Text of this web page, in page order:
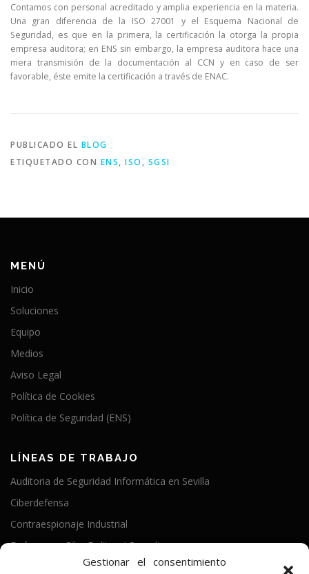
Gestionar el consentimiento
Contamos con personal acreditado y amplia experiencia en la materia.
Una gran diferencia de la ISO 27001 y el Esquema Nacional de
Seguridad, es que en la primera, la certificación la otorga la propia
empresa auditora; en ENS sin embargo, la empresa auditora hace una
mera transmisión de la documentación al CCN y en caso de ser
favorable, éste emite la certificación a través de ENAC.
PUBLICADO EL BLOG
ETIQUETADO CON ENS, ISO , SGSI
MENÚ
Inicio
Soluciones
Equipo
Medios
Aviso Legal
Política de Cookies
Política de Seguridad (ENS)
LÍNEAS DE TRABAJO
Auditoria de Seguridad Informática en Sevilla
Ciberdefensa
Contraespionaje Industrial
Defensa en CiberDelitos / Compliance
Política de Seguridad